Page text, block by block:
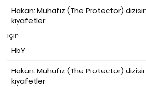
Hakan: Muhafız (The Protector)
kıyafetler
için
HbY
Hakan: Muhafız (The Protector)
kıyafetler